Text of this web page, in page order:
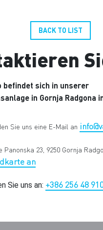
BACK TO LIST
befindet sich in unserer
in Gornja Radgona
Sie uns eine E-Mail an
Panonska 23, 9250 Gornja
an
Sie uns an: +386 256 48